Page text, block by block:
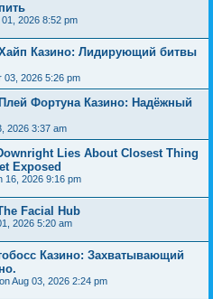
2026 8:52 pm
Казино: Лидирующий битвы
03, 2026 5:26 pm
Фортуна Казино: Надёжный
2026 3:37 am
Lies About Closest Thing
Exposed
16, 2026 9:16 pm
Facial Hub
2026 5:20 am
Казино: Захватывающий
Aug 03, 2026 2:24 pm